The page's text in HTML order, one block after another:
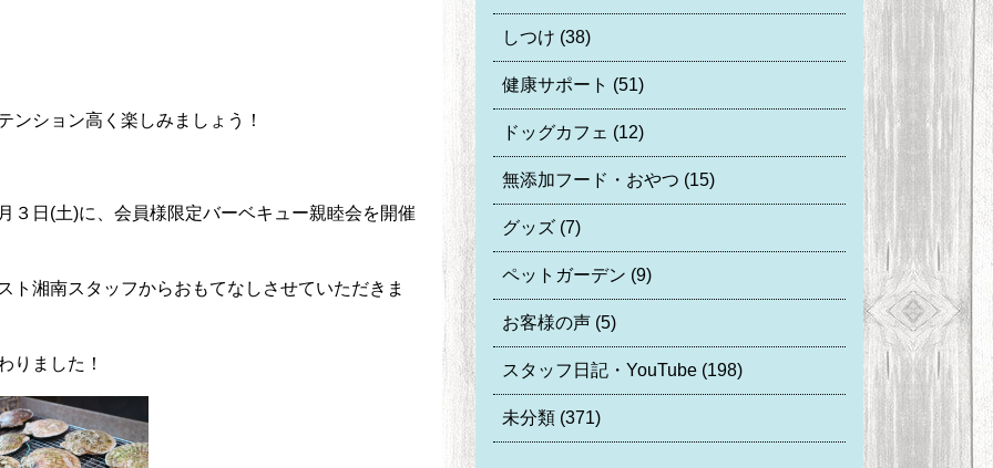
ンション高く楽しみましょう！
３日(土)に、会員様限定バーベキュー親睦会を開催
ト湘南スタッフからおもてなしさせていただきま
りました！
しつけ (38)
健康サポート (51)
ドッグカフェ (12)
無添加フード・おやつ (15)
グッズ (7)
ペットガーデン (9)
お客様の声 (5)
スタッフ日記・YouTube (198)
未分類 (371)